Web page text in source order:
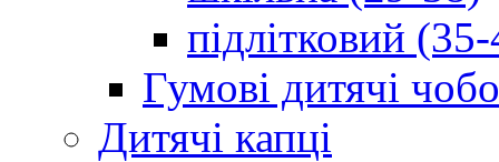
підлітковий
Гумові дитячі
Дитячі капці